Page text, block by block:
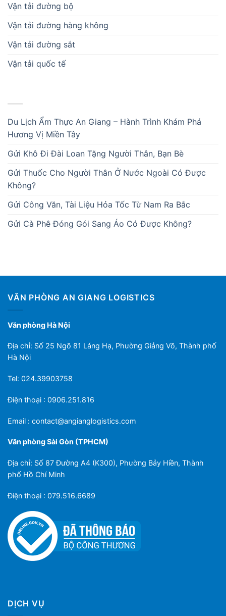
Vận tải đường bộ
Vận tải đường hàng không
Vận tải đường sắt
Vận tải quốc tế
Du Lịch Ẩm Thực An Giang – Hành Trình Khám Phá
Hương Vị Miền Tây
Gửi Khô Đi Đài Loan Tặng Người Thân, Bạn Bè
Gửi Thuốc Cho Người Thân Ở Nước Ngoài Có Được
Không?
Gửi Công Văn, Tài Liệu Hỏa Tốc Từ Nam Ra Bắc
Gửi Cà Phê Đóng Gói Sang Áo Có Được Không?
VĂN PHÒNG AN GIANG LOGISTICS
Văn phòng Hà Nội
Địa chỉ: Số 25 Ngõ 81 Láng Hạ, Phường Giảng Võ, Thành phố
Hà Nội
Tel: 024.39903758
Điện thoại : 0906.251.816
Email : contact@angianglogistics.com
Văn phòng Sài Gòn (TPHCM)
Địa chỉ: Số 87 Đường A4 (K300), Phường Bảy Hiền, Thành
phố Hồ Chí Minh
Điện thoại : 079.516.6689
DỊCH VỤ